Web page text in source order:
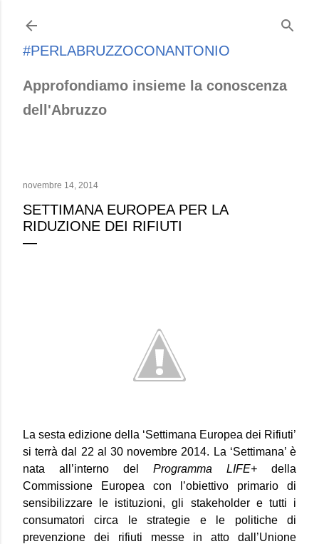
#PERLABRUZZOCONANTONIO
Approfondiamo insieme la conoscenza
dell'Abruzzo
novembre 14, 2014
SETTIMANA EUROPEA PER LA
RIDUZIONE DEI RIFIUTI
La sesta edizione della ‘Settimana Europea dei Rifiuti’
si terrà dal 22 al 30 novembre 2014. La ‘Settimana’ è
nata all’interno del Programma LIFE+ della
Commissione Europea con l’obiettivo primario di
sensibilizzare le istituzioni, gli stakeholder e tutti i
consumatori circa le strategie e le politiche di
prevenzione dei rifiuti messe in atto dall’Unione